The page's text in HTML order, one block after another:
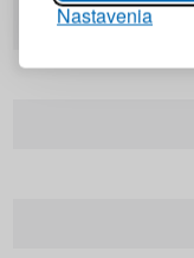
Nastavenia